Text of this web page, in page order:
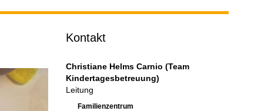
Kontakt
Christiane Helms Carnio (Team
Kindertagesbetreuung)
Leitung
Link zur Google-Maps Navigation
Familienzentrum